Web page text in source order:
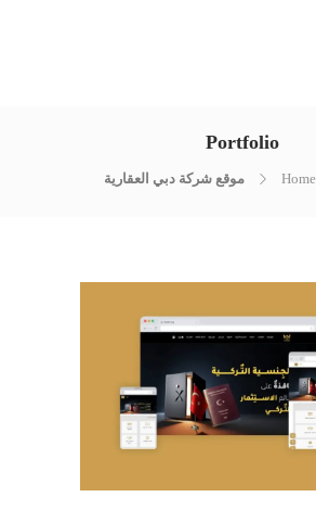
Portfolio
Home موقع شركة دبي العقارية